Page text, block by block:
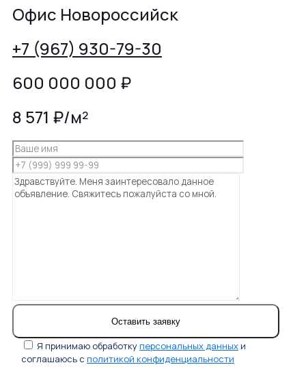
Офис Новороссийск
+7 (967) 930-79-30
600 000 000 ₽
8 571 ₽/м²
Я принимаю обработкуперсональных данных и
соглашаюсь с политикой конфиденциальности